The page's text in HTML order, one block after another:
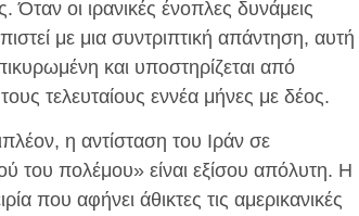
Όταν οι ιρανικές ένοπλες δυνάμεις
με μια συντριπτική απάντηση, αυτή
και υποστηρίζεται από
τελευταίους εννέα μήνες με δέος.
η αντίσταση του Ιράν σε
του πολέμου» είναι εξίσου απόλυτη. Η
που αφήνει άθικτες τις αμερικανικές